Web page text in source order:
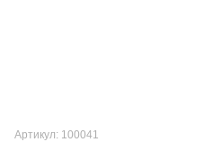
Артикул: 100041